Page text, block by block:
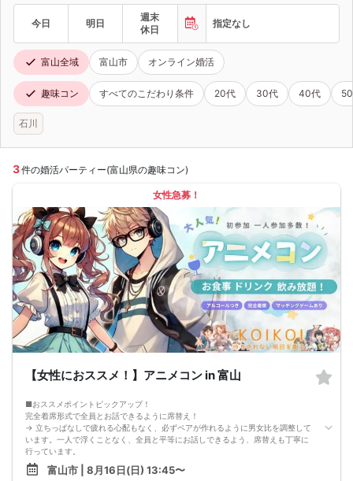
今日 明日
週末
休日
指定なし
富山全域 富山市 オンライン婚活
趣味コン すべてのこだわり条件 20代 30代 40代
石川
3件の婚活パーティー(富山県の趣味コン)
女性急募！
【女性におススメ！】アニメコン in 富山
■おススメポイントピックアップ！
完全着席形式で全員とお話できるように席替え！
→ 立ちっぱなしで疲れる心配もなく、必ずペアが作れるように男女比を調整して
います。一人で浮くことなく、全員と平等にお話しできるよう、席替えも丁寧に
行っています。
会話を盛り上げるプロフィールシート＆アニメ一覧表！
→ 趣味や好みからスムーズに会話がスタート！「何を話そう…」と悩むことな
富山市 | 8月16日(日) 13:45〜